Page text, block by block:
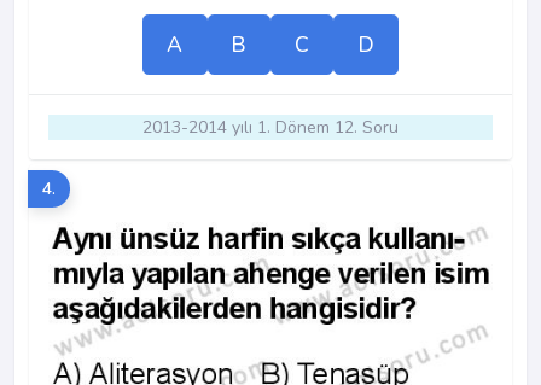
A B C D
2013-2014 yılı 1. Dönem 12. Soru
4.